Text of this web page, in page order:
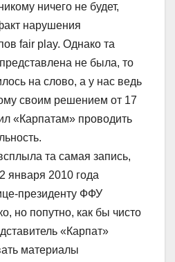
ничего не будет,
нарушения
fair play. Однако та
не была, то
на слово, а у нас ведь
своим решением от 17
«Карпатам» проводить
та самая запись,
января 2010 года
президенту ФФУ
но попутно, как бы чисто
«Карпат»
материалы